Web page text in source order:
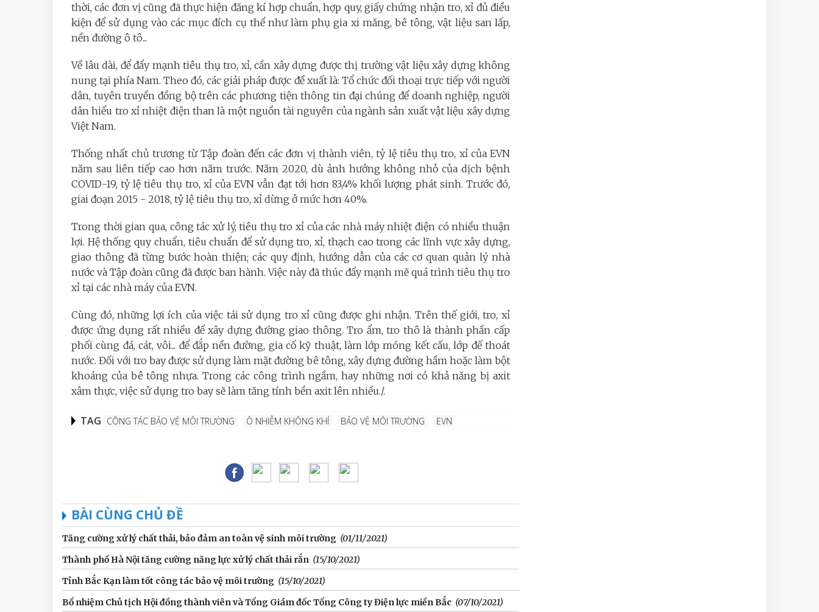
thời, các đơn vị cũng đã thực hiện đăng kí hợp chuẩn, hợp quy, giấy chứng nhận tro, xỉ đủ điều
kiện để sử dụng vào các mục đích cụ thể như làm phụ gia xi măng, bê tông, vật liệu san lấp,
nền đường ô tô...
Về lâu dài, để đẩy mạnh tiêu thụ tro, xỉ, cần xây dựng được thị trường vật liệu xây dựng không
nung tại phía Nam. Theo đó, các giải pháp được đề xuất là: Tổ chức đối thoại trực tiếp với người
dân, tuyên truyền đồng bộ trên các phương tiện thông tin đại chúng để doanh nghiệp, người
dân hiểu tro xỉ nhiệt điện than là một nguồn tài nguyên của ngành sản xuất vật liệu xây dựng
Việt Nam.
Thống nhất chủ trương từ Tập đoàn đến các đơn vị thành viên, tỷ lệ tiêu thụ tro, xỉ của EVN
năm sau liên tiếp cao hơn năm trước. Năm 2020, dù ảnh hưởng không nhỏ của dịch bệnh
COVID-19, tỷ lệ tiêu thụ tro, xỉ của EVN vẫn đạt tới hơn 83,4% khối lượng phát sinh. Trước đó,
giai đoạn 2015 - 2018, tỷ lệ tiêu thụ tro, xỉ dừng ở mức hơn 40%.
Trong thời gian qua, công tác xử lý, tiêu thụ tro xỉ của các nhà máy nhiệt điện có nhiều thuận
lợi. Hệ thống quy chuẩn, tiêu chuẩn để sử dụng tro, xỉ, thạch cao trong các lĩnh vực xây dựng,
giao thông đã từng bước hoàn thiện; các quy định, hướng dẫn của các cơ quan quản lý nhà
nước và Tập đoàn cũng đã được ban hành. Việc này đã thúc đẩy mạnh mẽ quá trình tiêu thụ tro
xỉ tại các nhà máy của EVN.
Cùng đó, những lợi ích của việc tái sử dụng tro xỉ cũng được ghi nhận. Trên thế giới, tro, xỉ
được ứng dụng rất nhiều để xây dựng đường giao thông. Tro ẩm, tro thô là thành phần cấp
phối cùng đá, cát, vôi... để đắp nền đường, gia cố kỹ thuật, làm lớp móng kết cấu, lớp đế thoát
nước. Đối với tro bay được sử dụng làm mặt đường bê tông, xây dựng đường hầm hoặc làm bột
khoáng của bê tông nhựa. Trong các công trình ngầm, hay những nơi có khả năng bị axit
xâm thực, việc sử dụng tro bay sẽ làm tăng tính bền axit lên nhiều./.
TAG CÔNG TÁC BẢO VỆ MÔI TRƯỜNG Ô NHIỄM KHÔNG KHÍ BẢO VỆ MÔI TRƯỜNG EVN
BÀI CÙNG CHỦ ĐỀ
Tăng cường xử lý chất thải, bảo đảm an toàn vệ sinh môi trường (01/11/2021)
Thành phố Hà Nội tăng cường năng lực xử lý chất thải rắn (15/10/2021)
Tỉnh Bắc Kạn làm tốt công tác bảo vệ môi trường (15/10/2021)
Bổ nhiệm Chủ tịch Hội đồng thành viên và Tổng Giám đốc Tổng Công ty Điện lực miền Bắc (07/10/2021)